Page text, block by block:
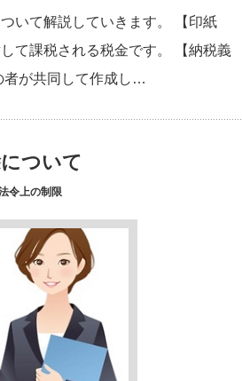
いて解説していきます。 【印紙
て課税される税金です。 【納税義
者が共同して作成し…
ついて
令上の制限